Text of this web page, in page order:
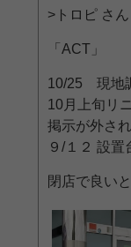
>トロピ さん
「ACT」
10/25 現地
10月上旬リ
掲示が外さ
９/１２ 設置
閉店で良い